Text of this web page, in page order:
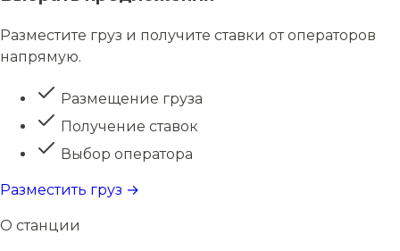
Разместите груз и получите ставки от операторов
напрямую.
Размещение груза
Получение ставок
Выбор оператора
Разместить груз →
О станции